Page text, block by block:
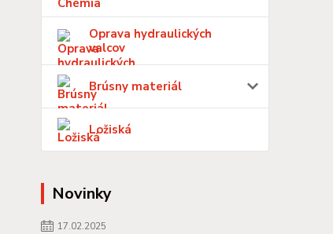
Oprava hydraulických
valcov
Brúsny materiál
Ložiská
Novinky
17.02.2025